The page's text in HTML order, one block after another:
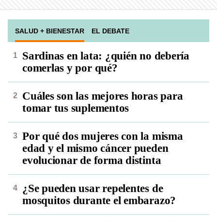
SALUD + BIENESTAR EL DEBATE
Sardinas en lata: ¿quién no debería
comerlas y por qué?
Cuáles son las mejores horas para
tomar tus suplementos
Por qué dos mujeres con la misma
edad y el mismo cáncer pueden
evolucionar de forma distinta
¿Se pueden usar repelentes de
mosquitos durante el embarazo?